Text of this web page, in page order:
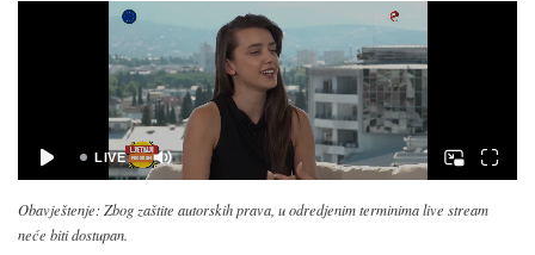
Obavještenje: Zbog zaštite autorskih prava, u odredjenim terminima live stream
neće biti dostupan.